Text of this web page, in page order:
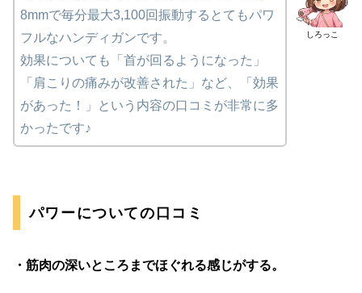
しろっこ
8mmで毎分最大3,100回振動するとてもパワ
フルなハンディガンです。
効果についても「首が回るようになった」
「肩こりの痛みが改善された」など、「効果
があった！」という内容の口コミが非常に多
かったです♪
パワーについての口コミ
・筋肉の深いところまでほぐれる感じがする。